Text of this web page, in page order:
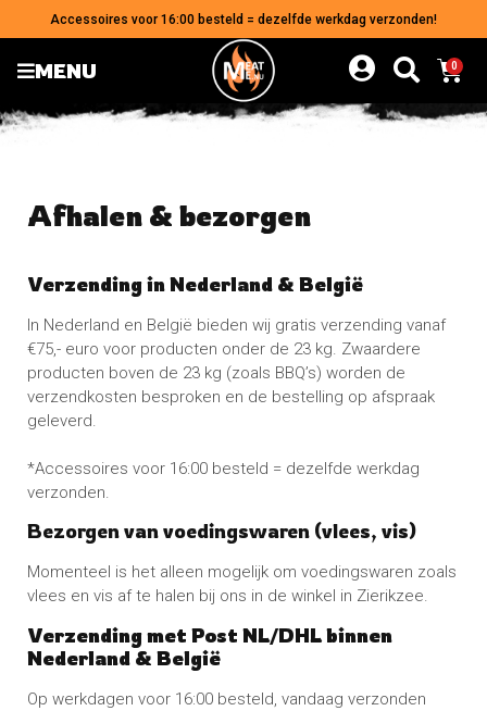
Accessoires voor 16:00 besteld = dezelfde werkdag verzonden!
MENU 0
Afhalen & bezorgen
Verzending in Nederland & België
In Nederland en België bieden wij gratis verzending vanaf
€75,- euro voor producten onder de 23 kg. Zwaardere
producten boven de 23 kg (zoals BBQ’s) worden de
verzendkosten besproken en de bestelling op afspraak
geleverd.
*Accessoires voor 16:00 besteld = dezelfde werkdag
verzonden.
Bezorgen van voedingswaren (vlees, vis)
Momenteel is het alleen mogelijk om voedingswaren zoals
vlees en vis af te halen bij ons in de winkel in Zierikzee.
Verzending met Post NL/DHL binnen
Nederland & België
Op werkdagen voor 16:00 besteld, vandaag verzonden